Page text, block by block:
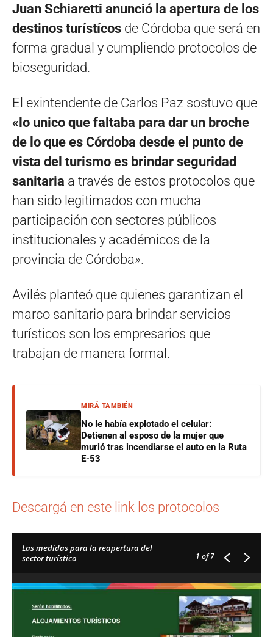
Juan Schiaretti anunció la apertura de los
destinos turístícos de Córdoba que será en
forma gradual y cumpliendo protocolos de
bioseguridad.
El exintendente de Carlos Paz sostuvo que
«lo unico que faltaba para dar un broche
de lo que es Córdoba desde el punto de
vista del turismo es brindar seguridad
sanitaria a través de estos protocolos que
han sido legitimados con mucha
participación con sectores públicos
institucionales y académicos de la
provincia de Córdoba».
Avilés planteó que quienes garantizan el
marco sanitario para brindar servicios
turísticos son los empresarios que
trabajan de manera formal.
MIRÁ TAMBIÉN
No le había explotado el celular:
Detienen al esposo de la mujer que
murió tras incendiarse el auto en la Ruta
E-53
Descargá en este link los protocolos
Las medidas para la reapertura del
sector turístico
1 of 7